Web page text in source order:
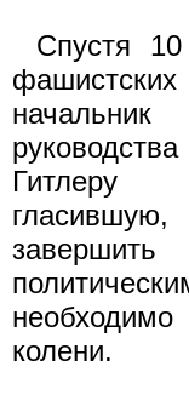
Спустя
Гитлеру
колени.